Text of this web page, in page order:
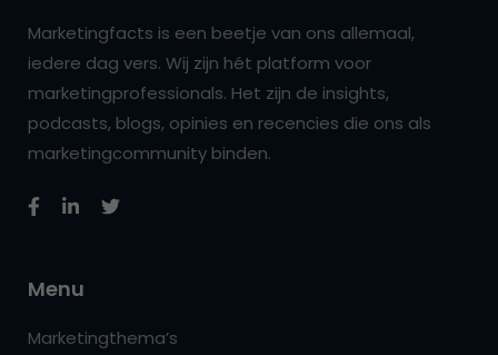
Marketingfacts is een beetje van ons allemaal,
iedere dag vers. Wij zijn hét platform voor
marketingprofessionals. Het zijn de insights,
podcasts, blogs, opinies en recencies die ons als
marketingcommunity binden.
Menu
Marketingthema’s